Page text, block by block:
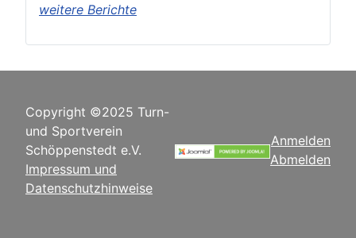
weitere Berichte
Copyright ©2025 Turn-
und Sportverein
Schöppenstedt e.V.
Impressum und
Datenschutzhinweise
Anmelden
Abmelden